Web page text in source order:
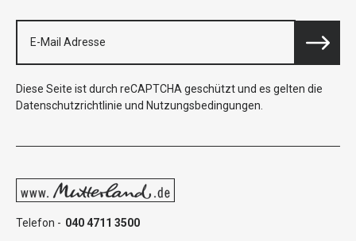
Diese Seite ist durch reCAPTCHA geschützt und es gelten die
Datenschutzrichtlinie und Nutzungsbedingungen
Telefon - 040 4711 3500